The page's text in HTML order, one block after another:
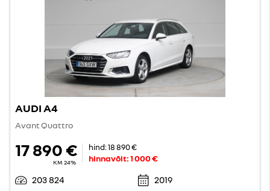
AUDI A4
Avant Quattro
17 890 €
KM 24%
hind:18 890 €
hinnavõit:1 000 €
203 824
2019